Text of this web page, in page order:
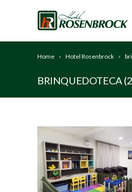
Home Hotel Rosenbrock
BRINQUEDOTECA